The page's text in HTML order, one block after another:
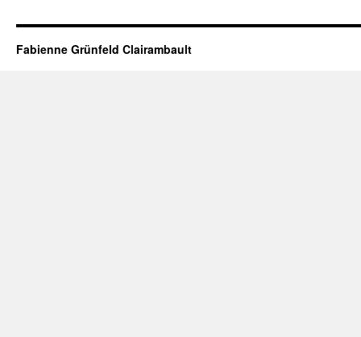
Fabienne Grünfeld Clairambault